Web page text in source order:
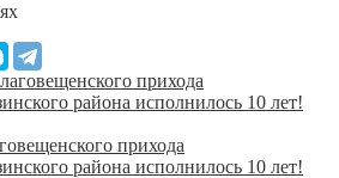
прихода
района исполнилось 10 лет!